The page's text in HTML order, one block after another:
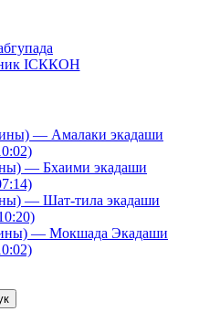
ІСККОН
— Амалаки экадаши
— Бхаими экадаши
— Шат-тила экадаши
— Мокшада Экадаши